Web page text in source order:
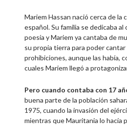
Mariem Hassan nació cerca de la
español. Su familia se dedicaba
poesía y Mariem ya cantaba de
su propia tierra para poder cantar
prohibiciones, aunque las había,
cuales Mariem llegó a
Pero cuando contaba con 17
buena parte de la población
1975, cuando la invasión del
mientras que Mauritania lo hacía